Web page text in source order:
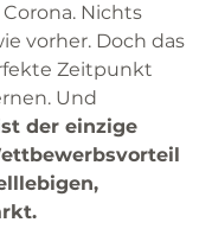
Nichts
vorher. Doch das
Zeitpunkt
Und
der einzige